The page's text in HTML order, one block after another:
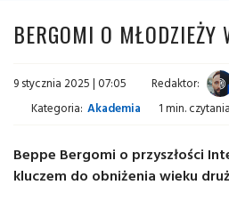
BERGOMI O MŁODZIEŻY
9 stycznia 2025 | 07:05 Redaktor:
Kategoria: Akademia 1 min. czytania
Beppe Bergomi o przyszłości
kluczem do obniżenia wieku